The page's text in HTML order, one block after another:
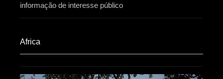
informação de interesse público
Africa​